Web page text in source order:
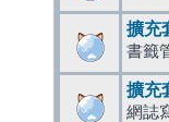
擴充
書籤
擴充
網誌